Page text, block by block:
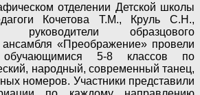
отделении Детской школы
Кочетова Т.М., Круль С.Н.,
образцового
ансамбля «Преображение» провели
обучающимися 5-8 классов по
народный, современный танец,
номеров. Участники представили